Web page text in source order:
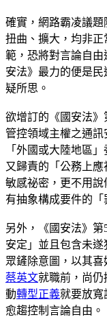
確實，網路霸凌議題
扭曲、擴大，均非
範，恐將對言論自由
安法》最力的便是
疑所思。
欲增訂的《國安法
管控領域主權之通
「外國或大陸地區
又歸責的「公務上
敏感祕密，更不用
有抽象構成要件的「
另外，《國安法》
安定」並且包含未
眾鏟除意圖，以其
蔡英文就職前，尚仍
動轉型正義就要放寬
愈趨控制言論自由。